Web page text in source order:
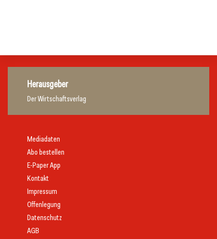
Herausgeber
Der Wirtschaftsverlag
Mediadaten
Abo bestellen
E-Paper App
Kontakt
Impressum
Offenlegung
Datenschutz
AGB